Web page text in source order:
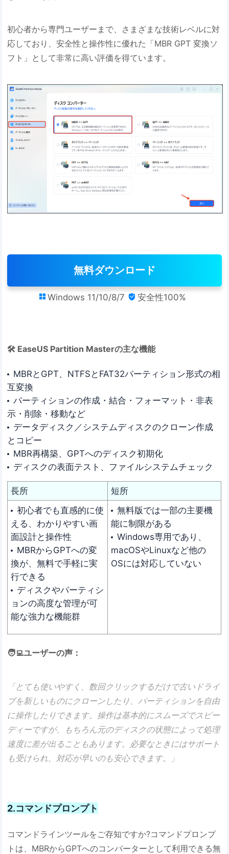
初心者から専門ユーザーまで、さまざまな技術レベルに対
応しており、安全性と操作性に優れた「MBR GPT 変換ソ
フト」として非常に高い評価を得ています。
無料ダウンロード
 Windows 11/10/8/7  安全性100%
🛠 EaseUS Partition Masterの主な機能
MBRとGPT、NTFSとFAT32パーティション形式の相
互変換
パーティションの作成・結合・フォーマット・非表
示・削除・移動など
データディスク／システムディスクのクローン作成
とコピー
MBR再構築、GPTへのディスク初期化
ディスクの表面テスト、ファイルシステムチェック
長所
短所
初心者でも直感的に使
える、わかりやすい画
面設計と操作性
MBRからGPTへの変
換が、無料で手軽に実
行できる
ディスクやパーティシ
ョンの高度な管理が可
能な強力な機能群
無料版では一部の主要機
能に制限がある
Windows専用であり、
macOSやLinuxなど他の
OSには対応していない
🧑‍💻ユーザーの声：
「とても使いやすく、数回クリックするだけで古いドライ
ブを新しいものにクローンしたり、パーティションを自由
に操作したりできます。操作は基本的にスムーズでスピー
ディーですが、もちろん元のディスクの状態によって処理
速度に差が出ることもあります。必要なときにはサポート
も受けられ、対応が早いのも安心できます。」
2.コマンドプロンプト
コマンドラインツールをご存知ですか?コマンドプロンプ
トは、MBRからGPTへのコンバーターとして利用できる無